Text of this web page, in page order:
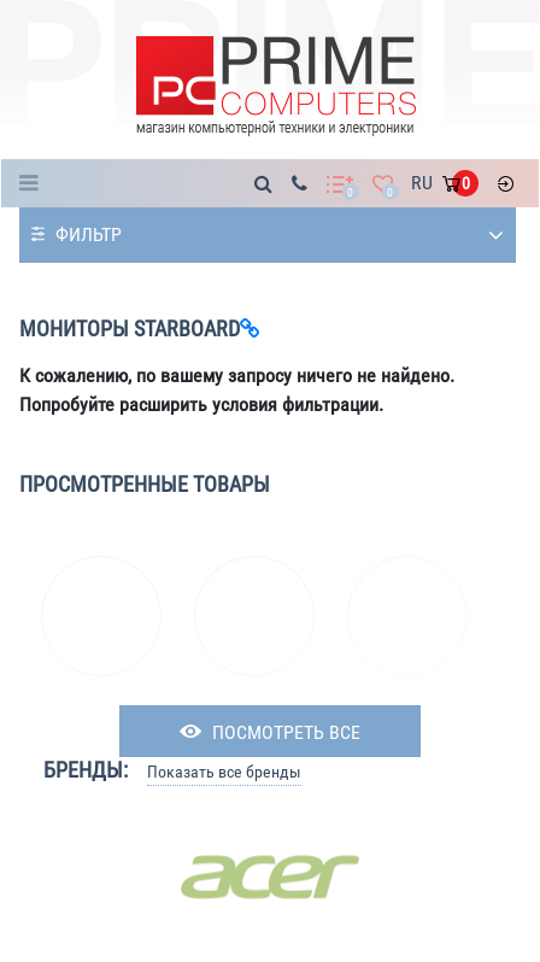
0 0 RU 0
ФИЛЬТР
МОНИТОРЫ STARBOARD
К сожалению, по вашему запросу ничего не найдено.
Попробуйте расширить условия фильтрации.
ПРОСМОТРЕННЫЕ ТОВАРЫ
ПОСМОТРЕТЬ ВСЕ
БРЕНДЫ: Показать все бренды